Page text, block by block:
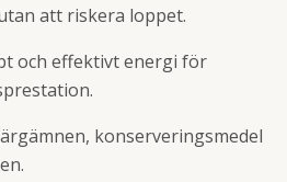
att riskera loppet.
och effektivt energi för
konserveringsmedel